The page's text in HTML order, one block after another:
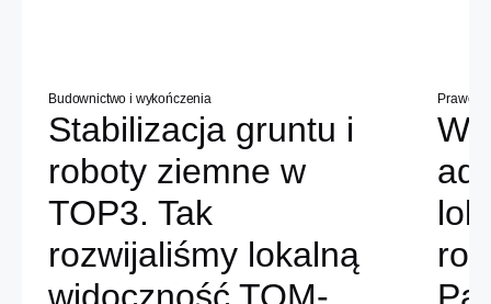
Budownictwo i wykończenia
Stabilizacja gruntu i
roboty ziemne w
TOP3. Tak
rozwijaliśmy lokalną
widoczność TOM-
Prawo